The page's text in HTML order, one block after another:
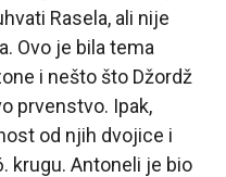
Rasela, ali nije
Ovo je bila tema
i nešto što Džordž
prvenstvo. Ipak,
od njih dvojice i
krugu. Antoneli je bio